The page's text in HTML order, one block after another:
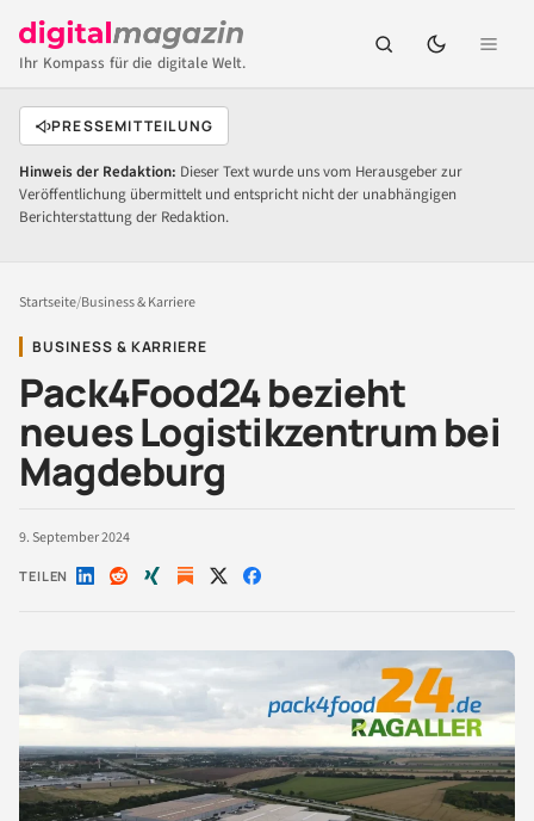
Ihr Kompass für die digitale Welt.
PRESSEMITTEILUNG
Hinweis der Redaktion: Dieser Text wurde uns vom Herausgeber zur
Veröffentlichung übermittelt und entspricht nicht der unabhängigen
Berichterstattung der Redaktion.
Startseite/Business & Karriere
BUSINESS & KARRIERE
Pack4Food24 bezieht
neues Logistikzentrum bei
Magdeburg
9. September 2024
TEILEN Auf Auf Auf Auf Auf